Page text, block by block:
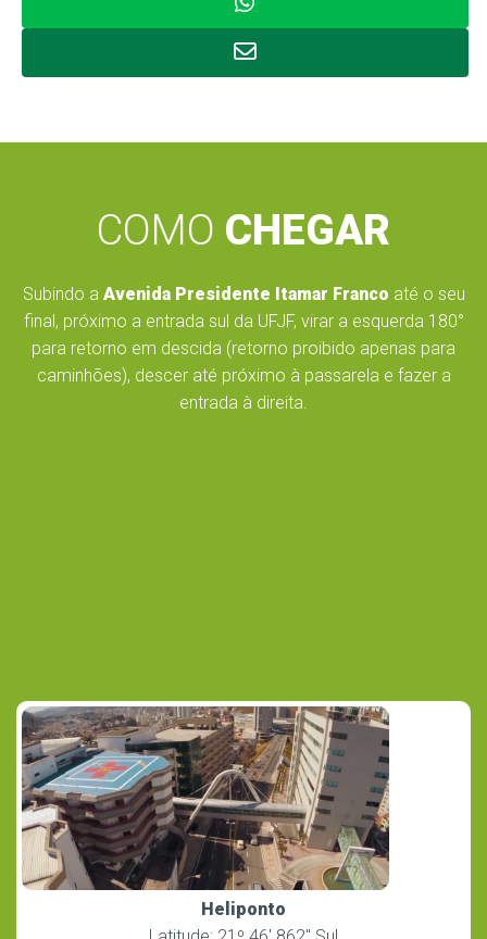
COMO CHEGAR
Subindo a Avenida Presidente Itamar Franco até o seu
final, próximo a entrada sul da UFJF, virar a esquerda 180°
para retorno em descida (retorno proibido apenas para
caminhões), descer até próximo à passarela e fazer a
entrada à direita.
Heliponto